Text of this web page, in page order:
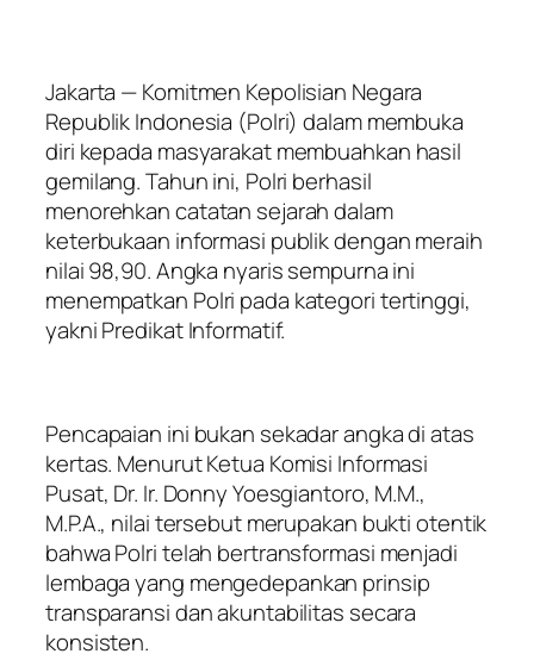
Jakarta — Komitmen Kepolisian Negara
Republik Indonesia (Polri) dalam membuka
diri kepada masyarakat membuahkan hasil
gemilang. Tahun ini, Polri berhasil
menorehkan catatan sejarah dalam
keterbukaan informasi publik dengan meraih
nilai 98,90. Angka nyaris sempurna ini
menempatkan Polri pada kategori tertinggi,
yakni Predikat Informatif.
Pencapaian ini bukan sekadar angka di atas
kertas. Menurut Ketua Komisi Informasi
Pusat, Dr. Ir. Donny Yoesgiantoro, M.M.,
M.P.A., nilai tersebut merupakan bukti otentik
bahwa Polri telah bertransformasi menjadi
lembaga yang mengedepankan prinsip
transparansi dan akuntabilitas secara
konsisten.